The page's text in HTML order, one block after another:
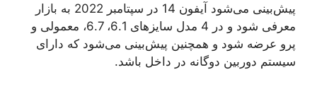
پیش‌بینی می‌شود آیفون 14 در سپتامبر 2022 به بازار
معرفی شود و در 4 مدل سایزهای 6.1، 6.7، معمولی و
پرو عرضه شود و همچنین پیش‌بینی می‌شود که دارای
سیستم دوربین دوگانه در داخل باشد.